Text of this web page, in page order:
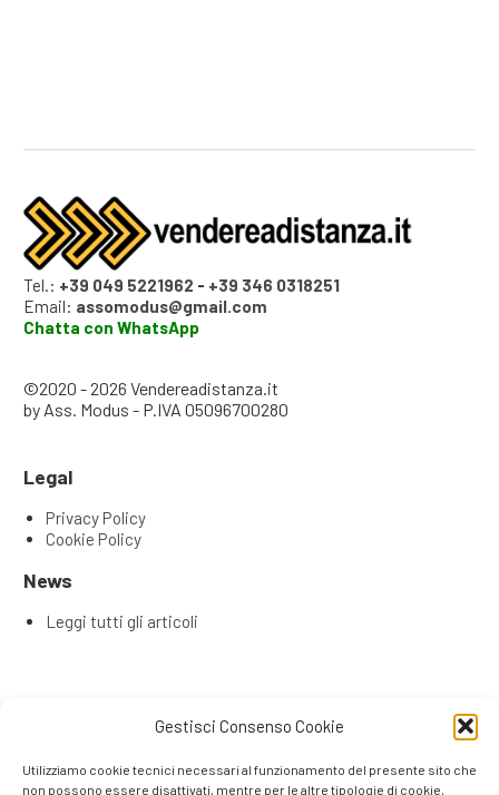
Gestisci Consenso Cookie
Utilizziamo cookie tecnici necessari al funzionamento del presente sito che
non possono essere disattivati, mentre per le altre tipologie di cookie,
Tel.: +39 049 5221962 - +39 346 0318251
Email: assomodus@gmail.com
Chatta con WhatsApp
©2020 - 2026 Vendereadistanza.it
by Ass. Modus - P.IVA 05096700280
Legal
Privacy Policy
Cookie Policy
News
Leggi tutti gli articoli
commerciale ha bisogno di una Content & Service Room